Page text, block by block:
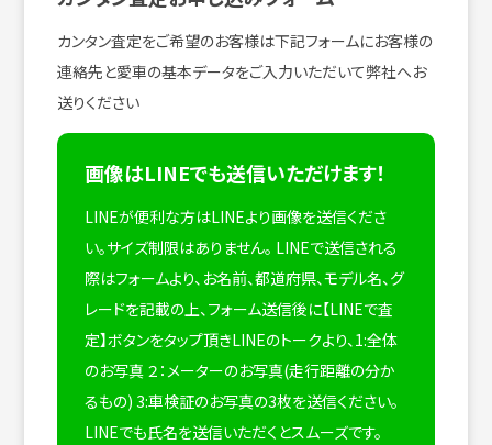
カンタン査定をご希望のお客様は下記フォームにお客様の
連絡先と愛車の基本データをご入力いただいて弊社へお
送りください
画像はLINEでも送信いただけます！
LINEが便利な方はLINEより画像を送信くださ
い。サイズ制限はありません。 LINEで送信される
際はフォームより、お名前、都道府県、モデル名、グ
レードを記載の上、フォーム送信後に【LINEで査
定】ボタンをタップ頂きLINEのトークより、1:全体
のお写真 ２：メーターのお写真(走行距離の分か
るもの) 3:車検証のお写真の3枚を送信ください。
LINEでも氏名を送信いただくとスムーズです。